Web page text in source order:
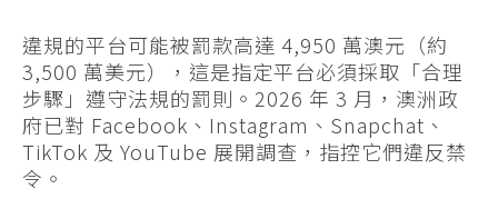
違規的平台可能被罰款高達 4,950 萬澳元（約
3,500 萬美元），這是指定平台必須採取「合理
步驟」遵守法規的罰則。2026 年 3 月，澳洲政
府已對 Facebook、Instagram、Snapchat、
TikTok 及 YouTube 展開調查，指控它們違反禁
令。